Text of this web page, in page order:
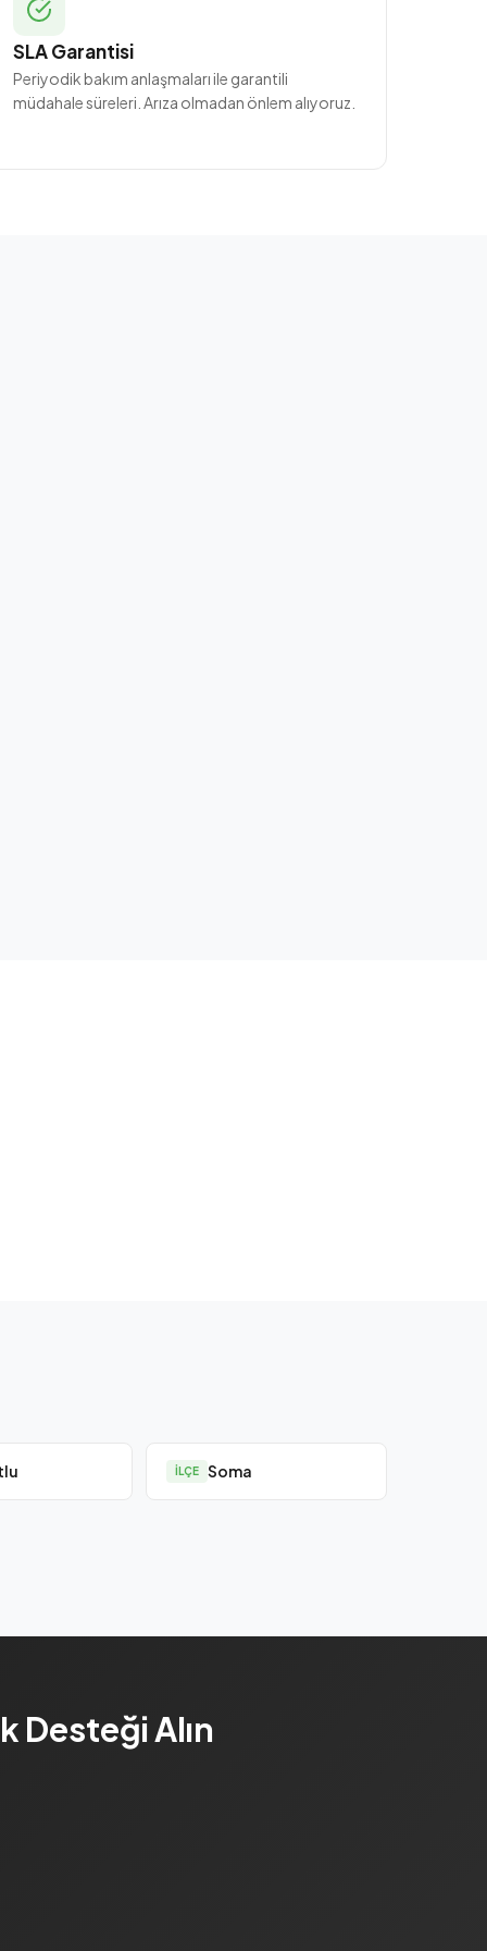
SLA Garantisi
Periyodik bakım anlaşmaları ile garantili
müdahale süreleri. Arıza olmadan önlem alıyoruz.
İLÇE Soma
Desteği Alın